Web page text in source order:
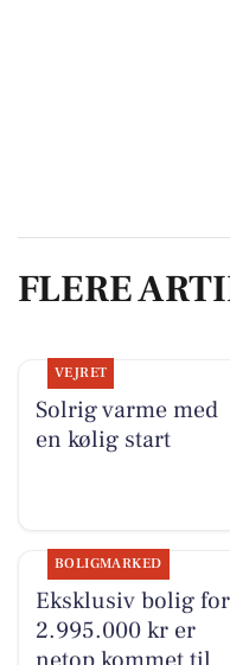
FLERE
VEJRET
Solrig varme med
en kølig start
BOLIGMARKED
Eksklusiv bolig for
2.995.000 kr er